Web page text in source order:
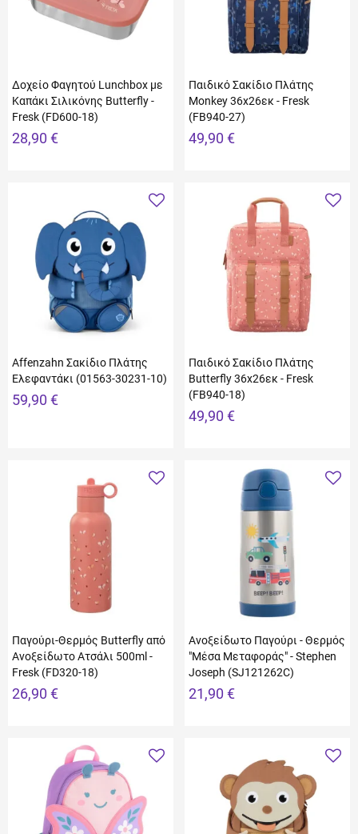
Δοχείο Φαγητού Lunchbox με
Καπάκι Σιλικόνης Butterfly -
Fresk (FD600-18)
28,90 €
Παιδικό Σακίδιο Πλάτης
Monkey 36x26εκ - Fresk
(FB940-27)
49,90 €
Affenzahn Σακίδιο Πλάτης
Ελεφαντάκι (01563-30231-10)
59,90 €
Παιδικό Σακίδιο Πλάτης
Butterfly 36x26εκ - Fresk
(FB940-18)
49,90 €
Παγούρι-Θερμός Butterfly από
Ανοξείδωτο Ατσάλι 500ml -
Fresk (FD320-18)
26,90 €
Ανοξείδωτο Παγούρι - Θερμός
"Μέσα Μεταφοράς" - Stephen
Joseph (SJ121262C)
21,90 €